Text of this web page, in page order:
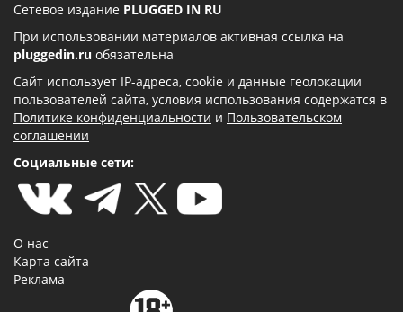
Сетевое издание PLUGGED IN RU
При использовании материалов активная ссылка на
pluggedin.ru обязательна
Сайт использует IP-адреса, cookie и данные геолокации
пользователей сайта, условия использования содержатся в
Политике конфиденциальности и Пользовательском
соглашении
Социальные сети:
О нас
Карта сайта
Реклама